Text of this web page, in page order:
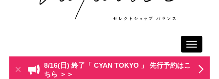
Toggle
8/16(日) 終了「 CYAN TOKYO 」 先行予約はこ
ちら ＞＞